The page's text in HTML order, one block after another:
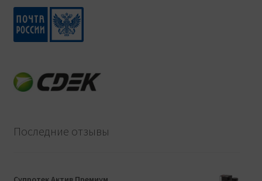
Последние отзывы